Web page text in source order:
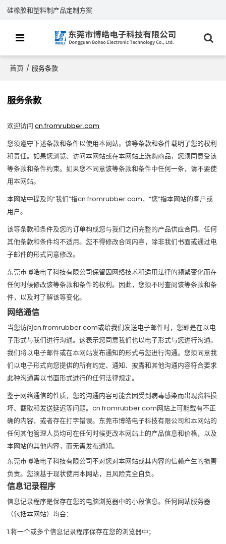
硅橡胶和塑料制产品定制方案
首页 / 服务条款
服务条款
欢迎访问cn.fromrubber.com
您须遵守下述条款和条件以使用本网站。该等条款和条件载明了您的权利
和责任。如果您浏览、访问本网站或在本网站上选购商品，您须同意受该
等条款和条件约束。如果您不同意该等条款和条件中任何一条，请不要使
用本网站。
本网站中提及的“我们”指cn.fromrubber.com，“您”指本网站的客户或
用户。
该等条款和条件及您的订单构成您与我们之间完整的产品供应合同。任何
其他条款和条件均不适用。您不得修改合同内容，除非我们书面或通过电
子邮件的形式同意修改。
东莞市博皓电子科技有限公司保留因网络技术和适用法律的频繁变化而在
任何时候修改该等条款和条件的权利。因此，您须不时查阅该等条款和条
件，以及时了解该等变化。
网络通信
当您访问cn.fromrubber.com或给我们发送电子邮件时，您即是在以电
子形式与我们进行沟通。这表示您同意我们也以电子形式与您进行沟通。
我们将以电子邮件或在本网站发布通知的形式与您进行沟通。您须同意我
们以电子形式向您提供的所有约定、通知、披露和其他沟通内容符合要求
此种沟通需以书面形式进行的任何法律规定。
鉴于网络通信的性质，您的沟通内容可能会因受到病毒感染而出现资料损
坏、截取和发送延迟等问题。cn.fromrubber.com网站上可能载有不正
确的内容，或者存在打字错误。东莞市博皓电子科技有限公司和本网站的
任何其他管理人员均可在任何时候更改本网站上的产品信息和价格，以及
本网站的其他内容，而无需发布通知。
东莞市博皓电子科技有限公司不对您对本网站或其内容的信赖产生的损害
负责。您须基于现状使用本网站，且风险完全自负。
信息记录程序
信息记录程序是保存在您的电脑浏览器中的小段信息。任何网站服务器
（包括本网站）均会：
1.将一个或多个信息记录程序保存在您的浏览器中；